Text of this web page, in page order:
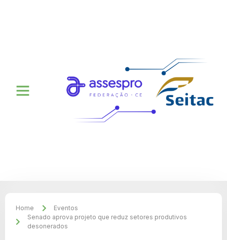
Home
Eventos
Senado aprova projeto que reduz setores produtivos
desonerados